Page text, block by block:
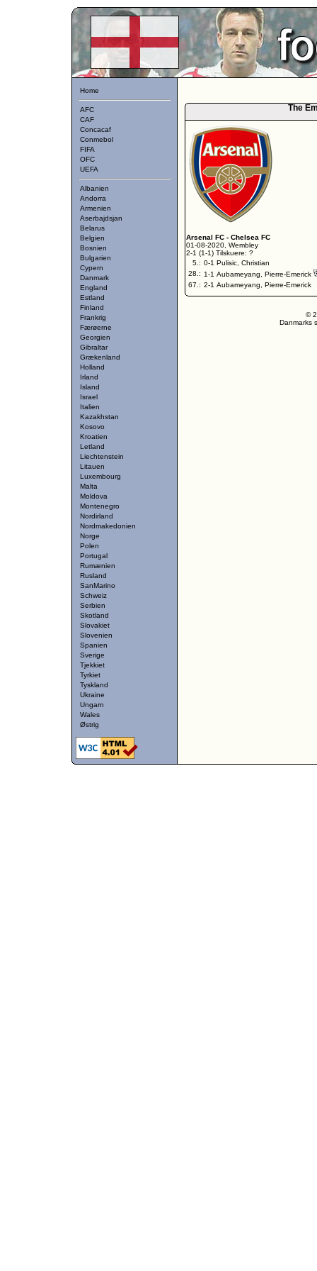
Home
AFC
CAF
Concacaf
Conmebol
FIFA
OFC
UEFA
Albanien
Andorra
Armenien
Aserbajdsjan
Belarus
Belgien
Bosnien
Bulgarien
Cypern
Danmark
England
Estland
Finland
Frankrig
Færøerne
Georgien
Gibraltar
Grækenland
Holland
Irland
Island
Israel
Italien
Kazakhstan
Kosovo
Kroatien
Letland
Liechtenstein
Litauen
Luxembourg
Malta
Moldova
Montenegro
Nordirland
Nordmakedonien
Norge
Polen
Portugal
Rumænien
Rusland
SanMarino
Schweiz
Serbien
Skotland
Slovakiet
Slovenien
Spanien
Sverige
Tjekkiet
Tyrkiet
Tyskland
Ukraine
Ungarn
Wales
Østrig
The
Arsenal FC - Chelsea FC
01-08-2020, Wembley
2-1 (1-1) Tilskuere: ?
5.: 0-1 Pulisic, Christian
28.: 1-1 Aubameyang, Pierre-Emerick
67.: 2-1 Aubameyang, Pierre-Emerick
©
Danmarks